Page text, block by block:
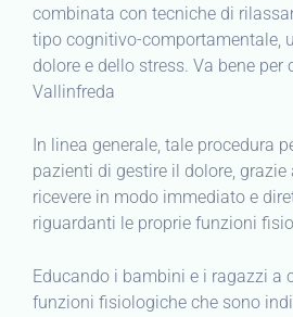
combinata con tecniche di
tipo cognitivo-comportamentale,
dolore e dello stress. Va bene per
Vallinfreda
In linea generale, tale procedura
pazienti di gestire il dolore,
ricevere in modo immediato e
riguardanti le proprie funzioni
Educando i bambini e i ragazzi a
funzioni fisiologiche che sono